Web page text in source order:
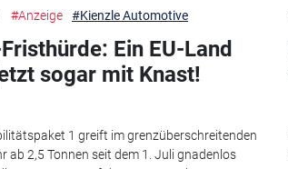
#Anzeige #Kienzle Automotive
Ein EU-Land
sogar mit Knast!
1 greift im grenzüberschreitenden
ab 2,5 Tonnen seit dem 1. Juli gnadenlos